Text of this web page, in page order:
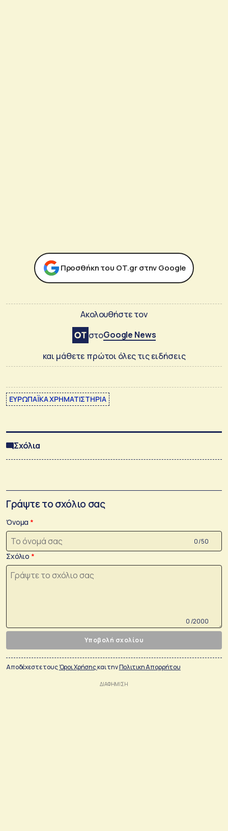
Προσθήκη του ΟΤ.gr στην Google
Ακολουθήστε τον
στοGoogle News
και μάθετε πρώτοι όλες τις ειδήσεις
ΕΥΡΩΠΑΪΚΑ ΧΡΗΜΑΤΙΣΤΗΡΙΑ
Σχόλια
Γράψτε το σχόλιο σας
Όνομα
0 /50
Σχόλιο
0 /2000
Υποβολή σχολίου
Αποδέχεστε τουςΌροι Χρήσηςκαι τηνΠολιτικη Απορρήτου